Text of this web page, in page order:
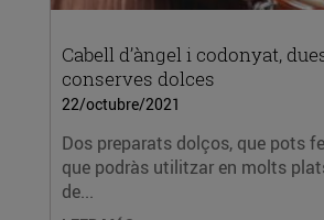
Cabell d’àngel i codonyat,
conserves dolces
22/octubre/2021
Dos preparats dolços, que pots
que podràs utilitzar en molts
de...